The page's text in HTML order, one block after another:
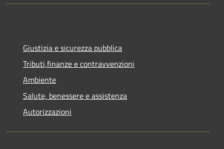
Giustizia e sicurezza pubblica
Tributi,finanze e contravvenzioni
Ambiente
Salute, benessere e assistenza
Autorizzazioni